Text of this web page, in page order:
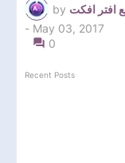
by
- May 03, 2017
0
Recent Posts